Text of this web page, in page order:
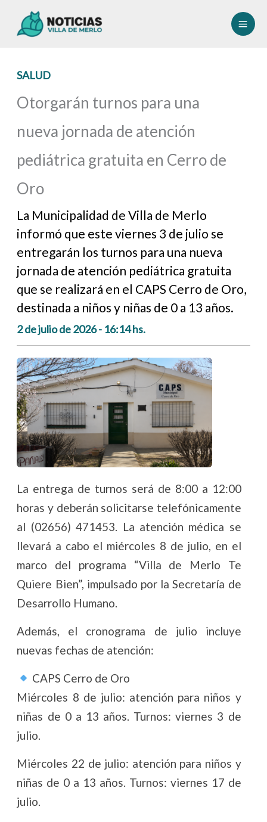
SALUD
Otorgarán turnos para una
nueva jornada de atención
pediátrica gratuita en Cerro de
Oro
La Municipalidad de Villa de Merlo
informó que este viernes 3 de julio se
entregarán los turnos para una nueva
jornada de atención pediátrica gratuita
que se realizará en el CAPS Cerro de Oro,
destinada a niños y niñas de 0 a 13 años.
2 de julio de 2026 - 16:14 hs.
La entrega de turnos será de 8:00 a 12:00
horas y deberán solicitarse telefónicamente
al (02656) 471453. La atención médica se
llevará a cabo el miércoles 8 de julio, en el
marco del programa “Villa de Merlo Te
Quiere Bien”, impulsado por la Secretaría de
Desarrollo Humano.
Además, el cronograma de julio incluye
nuevas fechas de atención:
CAPS Cerro de Oro
Miércoles 8 de julio: atención para niños y
niñas de 0 a 13 años. Turnos: viernes 3 de
julio.
Miércoles 22 de julio: atención para niños y
niñas de 0 a 13 años. Turnos: viernes 17 de
julio.